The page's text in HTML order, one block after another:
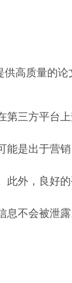
高质量的论
第三方平台
是出于营
此外，良好
不会被泄